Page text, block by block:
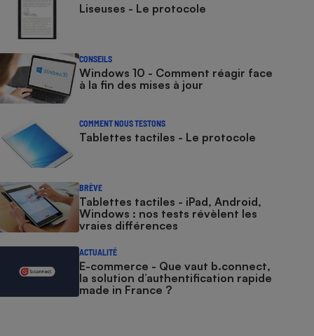
Liseuses - Le protocole
CONSEILS
Windows 10 - Comment réagir face
à la fin des mises à jour
COMMENT NOUS TESTONS
Tablettes tactiles - Le protocole
BRÈVE
Tablettes tactiles - iPad, Android,
Windows : nos tests révèlent les
vraies différences
ACTUALITÉ
E-commerce - Que vaut b.connect,
la solution d’authentification rapide
made in France ?